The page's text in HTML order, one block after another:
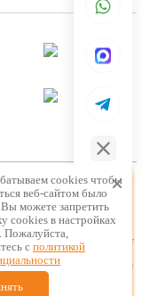
на Сайте сведения носят
исчерпывающими. Все
указаны с целью
cookies чтобы
веб-сайтом было
можете запретить
сookies в настройках
Пожалуйста,
с политикой